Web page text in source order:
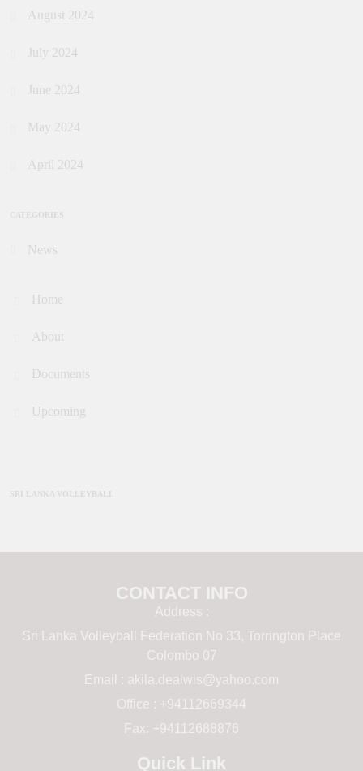
August 2024
July 2024
June 2024
May 2024
April 2024
CATEGORIES
News
Home
About
Documents
Upcoming
SRI LANKA VOLLEYBALL
CONTACT INFO
Address :
Sri Lanka Volleyball Federation No 33, Torrington Place
Colombo 07
Email : akila.dealwis@yahoo.com
Office : +94112669344
Fax: +94112688876
Quick Link